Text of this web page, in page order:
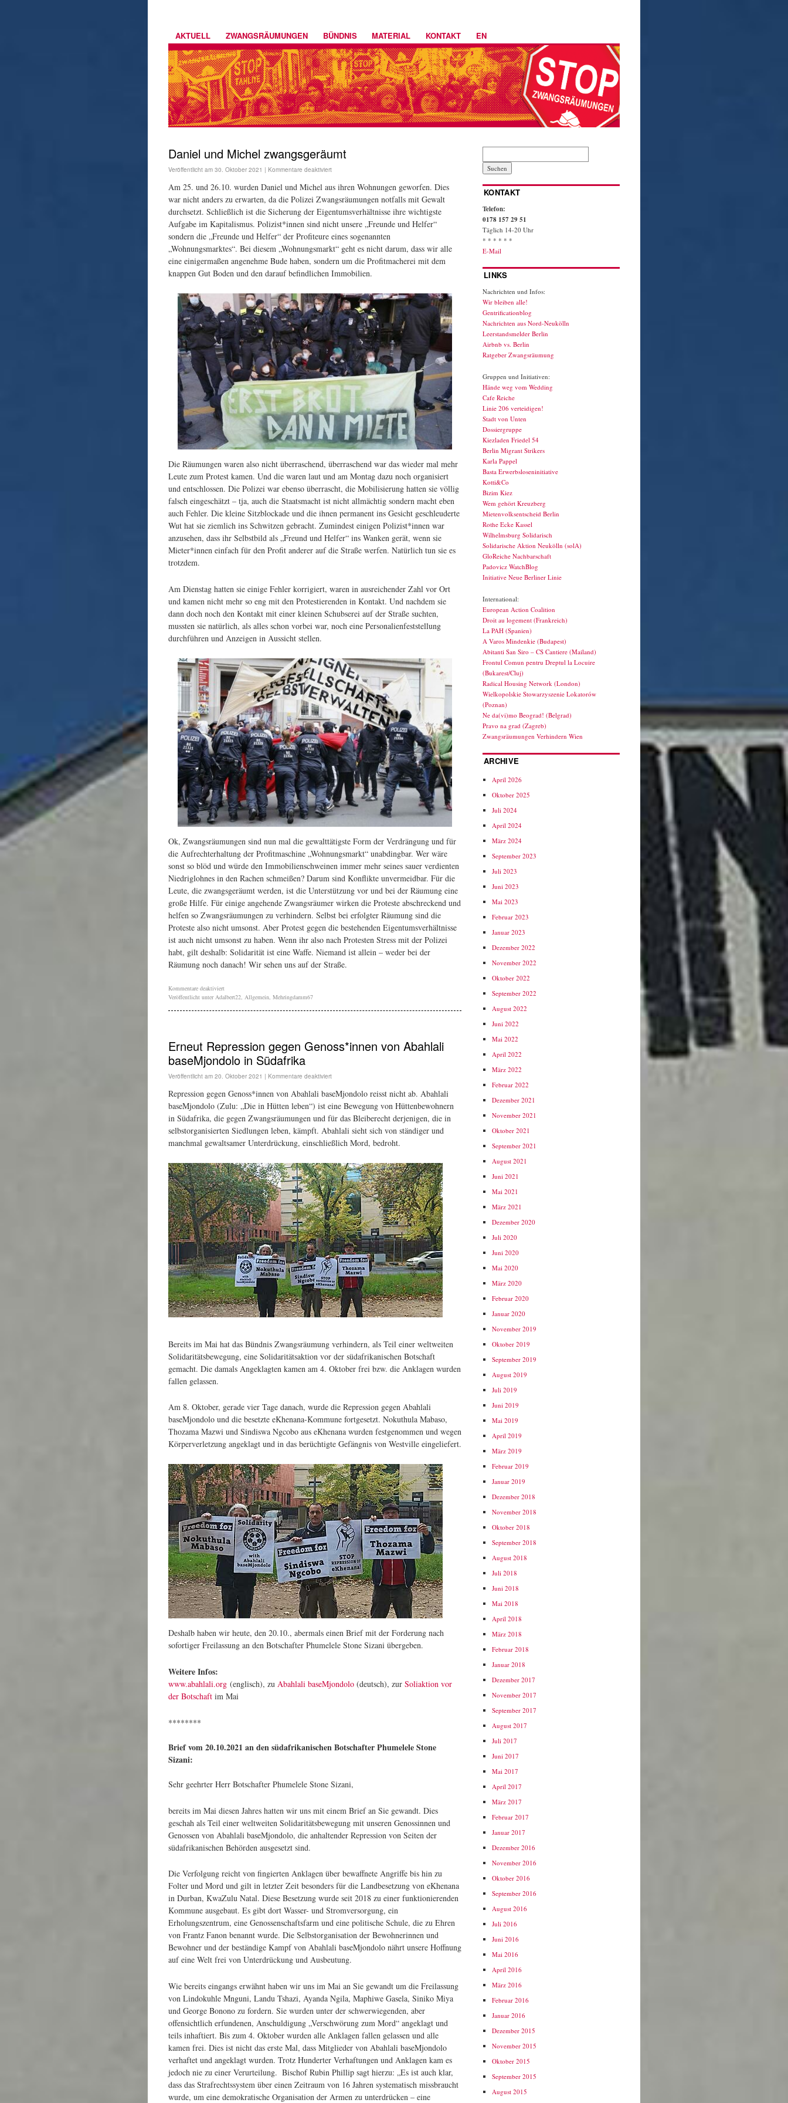
AKTUELL ZWANGSRÄUMUNGEN BÜNDNIS MATERIAL KONTAKT EN
Daniel und Michel zwangsgeräumt
Veröffentlicht am 30. Oktober 2021 | Kommentare deaktiviert
Am 25. und 26.10. wurden Daniel und Michel aus ihren Wohnungen geworfen. Dies
war nicht anders zu erwarten, da die Polizei Zwangsräumungen notfalls mit Gewalt
durchsetzt. Schließlich ist die Sicherung der Eigentumsverhältnisse ihre wichtigste
Aufgabe im Kapitalismus. Polizist*innen sind nicht unsere „Freunde und Helfer“
sondern die „Freunde und Helfer“ der Profiteure eines sogenannten
„Wohnungsmarktes“. Bei diesem „Wohnungsmarkt“ geht es nicht darum, dass wir alle
eine einigermaßen angenehme Bude haben, sondern um die Profitmacherei mit dem
knappen Gut Boden und den darauf befindlichen Immobilien.
Die Räumungen waren also nicht überraschend, überraschend war das wieder mal mehr
Leute zum Protest kamen. Und die waren laut und am Montag dazu noch organisiert
und entschlossen. Die Polizei war ebenso überrascht, die Mobilisierung hatten sie völlig
falsch eingeschätzt – tja, auch die Staatsmacht ist nicht allmächtig sondern macht eben
auch Fehler. Die kleine Sitzblockade und die ihnen permanent ins Gesicht geschleuderte
Wut hat sie ziemlich ins Schwitzen gebracht. Zumindest einigen Polizist*innen war
anzusehen, dass ihr Selbstbild als „Freund und Helfer“ ins Wanken gerät, wenn sie
Mieter*innen einfach für den Profit anderer auf die Straße werfen. Natürlich tun sie es
trotzdem.
Am Dienstag hatten sie einige Fehler korrigiert, waren in ausreichender Zahl vor Ort
und kamen nicht mehr so eng mit den Protestierenden in Kontakt. Und nachdem sie
dann doch noch den Kontakt mit einer kleinen Schubserei auf der Straße suchten,
mussten sie natürlich, als alles schon vorbei war, noch eine Personalienfeststellung
durchführen und Anzeigen in Aussicht stellen.
Ok, Zwangsräumungen sind nun mal die gewalttätigste Form der Verdrängung und für
die Aufrechterhaltung der Profitmaschine „Wohnungsmarkt“ unabdingbar. Wer wäre
sonst so blöd und würde den Immobilienschweinen immer mehr seines sauer verdienten
Niedriglohnes in den Rachen schmeißen? Darum sind Konflikte unvermeidbar. Für die
Leute, die zwangsgeräumt werden, ist die Unterstützung vor und bei der Räumung eine
große Hilfe. Für einige angehende Zwangsräumer wirken die Proteste abschreckend und
helfen so Zwangsräumungen zu verhindern. Selbst bei erfolgter Räumung sind die
Proteste also nicht umsonst. Aber Protest gegen die bestehenden Eigentumsverhältnisse
ist auch nicht umsonst zu haben. Wenn ihr also nach Protesten Stress mit der Polizei
habt, gilt deshalb: Solidarität ist eine Waffe. Niemand ist allein – weder bei der
Räumung noch danach! Wir sehen uns auf der Straße.
Kommentare deaktiviert
Veröffentlicht unter Adalbert22, Allgemein, Mehringdamm67
Erneut Repression gegen Genoss*innen von Abahlali
baseMjondolo in Südafrika
Veröffentlicht am 20. Oktober 2021 | Kommentare deaktiviert
Repression gegen Genoss*innen von Abahlali baseMjondolo reisst nicht ab. Abahlali
baseMjondolo (Zulu: „Die in Hütten leben“) ist eine Bewegung von Hüttenbewohnern
in Südafrika, die gegen Zwangsräumungen und für das Bleiberecht derjenigen, die in
selbstorganisierten Siedlungen leben, kämpft. Abahlali sieht sich von ständiger und
manchmal gewaltsamer Unterdrückung, einschließlich Mord, bedroht.
Bereits im Mai hat das Bündnis Zwangsräumung verhindern, als Teil einer weltweiten
Solidaritätsbewegung, eine Solidaritätsaktion vor der südafrikanischen Botschaft
gemacht. Die damals Angeklagten kamen am 4. Oktober frei bzw. die Anklagen wurden
fallen gelassen.
Am 8. Oktober, gerade vier Tage danach, wurde die Repression gegen Abahlali
baseMjondolo und die besetzte eKhenana-Kommune fortgesetzt. Nokuthula Mabaso,
Thozama Mazwi und Sindiswa Ngcobo aus eKhenana wurden festgenommen und wegen
Körperverletzung angeklagt und in das berüchtigte Gefängnis von Westville eingeliefert.
Deshalb haben wir heute, den 20.10., abermals einen Brief mit der Forderung nach
sofortiger Freilassung an den Botschafter Phumelele Stone Sizani übergeben.
Weitere Infos:
www.abahlali.org (englisch), zu Abahlali baseMjondolo (deutsch), zur Soliaktion vor
der Botschaft im Mai
********
Brief vom 20.10.2021 an den südafrikanischen Botschafter Phumelele Stone
Sizani:
Sehr geehrter Herr Botschafter Phumelele Stone Sizani,
bereits im Mai diesen Jahres hatten wir uns mit einem Brief an Sie gewandt. Dies
geschah als Teil einer weltweiten Solidaritätsbewegung mit unseren Genossinnen und
Genossen von Abahlali baseMjondolo, die anhaltender Repression von Seiten der
südafrikanischen Behörden ausgesetzt sind.
Die Verfolgung reicht von fingierten Anklagen über bewaffnete Angriffe bis hin zu
Folter und Mord und gilt in letzter Zeit besonders für die Landbesetzung von eKhenana
in Durban, KwaZulu Natal. Diese Besetzung wurde seit 2018 zu einer funktionierenden
Kommune ausgebaut. Es gibt dort Wasser- und Stromversorgung, ein
Erholungszentrum, eine Genossenschaftsfarm und eine politische Schule, die zu Ehren
von Frantz Fanon benannt wurde. Die Selbstorganisation der Bewohnerinnen und
Bewohner und der beständige Kampf von Abahlali baseMjondolo nährt unsere Hoffnung
auf eine Welt frei von Unterdrückung und Ausbeutung.
Wie bereits eingangs erwähnt haben wir uns im Mai an Sie gewandt um die Freilassung
von Lindokuhle Mnguni, Landu Tshazi, Ayanda Ngila, Maphiwe Gasela, Siniko Miya
und George Bonono zu fordern. Sie wurden unter der schwerwiegenden, aber
offensichtlich erfundenen, Anschuldigung „Verschwörung zum Mord“ angeklagt und
teils inhaftiert. Bis zum 4. Oktober wurden alle Anklagen fallen gelassen und alle
kamen frei. Dies ist nicht das erste Mal, dass Mitglieder von Abahlali baseMjondolo
verhaftet und angeklagt wurden. Trotz Hunderter Verhaftungen und Anklagen kam es
jedoch nie zu einer Verurteilung. Bischof Rubin Phillip sagt hierzu: „Es ist auch klar,
dass das Strafrechtssystem über einen Zeitraum von 16 Jahren systematisch missbraucht
wurde, um eine demokratische Organisation der Armen zu unterdrücken – eine
KONTAKT
Telefon:
0178 157 29 51
Täglich 14-20 Uhr
* * * * * *
E-Mail
LINKS
Nachrichten und Infos:
Wir bleiben alle!
Gentrificationblog
Nachrichten aus Nord-Neukölln
Leerstandsmelder Berlin
Airbnb vs. Berlin
Ratgeber Zwangsräumung
Gruppen und Initiativen:
Hände weg vom Wedding
Cafe Reiche
Linie 206 verteidigen!
Stadt von Unten
Dossiergruppe
Kiezladen Friedel 54
Berlin Migrant Strikers
Karla Pappel
Basta Erwerbsloseninitiative
Kotti&Co
Bizim Kiez
Wem gehört Kreuzberg
Mietenvolksentscheid Berlin
Rothe Ecke Kassel
Wilhelmsburg Solidarisch
Solidarische Aktion Neukölln (solA)
GloReiche Nachbarschaft
Padovicz WatchBlog
Initiative Neue Berliner Linie
International:
European Action Coalition
Droit au logement (Frankreich)
La PAH (Spanien)
A Varos Mindenkie (Budapest)
Abitanti San Siro – CS Cantiere (Mailand)
Frontul Comun pentru Dreptul la Locuire
(Bukarest/Cluj)
Radical Housing Network (London)
Wielkopolskie Stowarzyszenie Lokatorów
(Poznan)
Ne da(vi)mo Beograd! (Belgrad)
Pravo na grad (Zagreb)
Zwangsräumungen Verhindern Wien
ARCHIVE
April 2026
Oktober 2025
Juli 2024
April 2024
März 2024
September 2023
Juli 2023
Juni 2023
Mai 2023
Februar 2023
Januar 2023
Dezember 2022
November 2022
Oktober 2022
September 2022
August 2022
Juni 2022
Mai 2022
April 2022
März 2022
Februar 2022
Dezember 2021
November 2021
Oktober 2021
September 2021
August 2021
Juni 2021
Mai 2021
März 2021
Dezember 2020
Juli 2020
Juni 2020
Mai 2020
März 2020
Februar 2020
Januar 2020
November 2019
Oktober 2019
September 2019
August 2019
Juli 2019
Juni 2019
Mai 2019
April 2019
März 2019
Februar 2019
Januar 2019
Dezember 2018
November 2018
Oktober 2018
September 2018
August 2018
Juli 2018
Juni 2018
Mai 2018
April 2018
März 2018
Februar 2018
Januar 2018
Dezember 2017
November 2017
September 2017
August 2017
Juli 2017
Juni 2017
Mai 2017
April 2017
März 2017
Februar 2017
Januar 2017
Dezember 2016
November 2016
Oktober 2016
September 2016
August 2016
Juli 2016
Juni 2016
Mai 2016
April 2016
März 2016
Februar 2016
Januar 2016
Dezember 2015
November 2015
Oktober 2015
September 2015
August 2015